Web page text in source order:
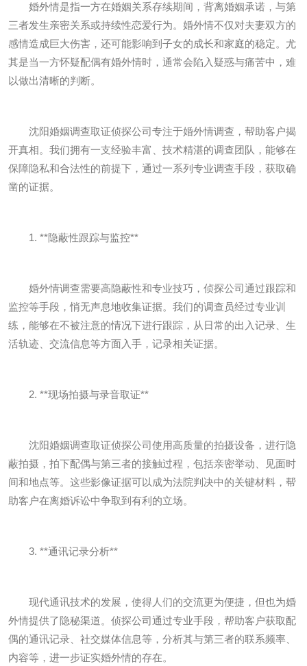
婚外情是指一方在婚姻关系存续期间，背离婚姻承诺，与第
三者发生亲密关系或持续性恋爱行为。婚外情不仅对夫妻双方的
感情造成巨大伤害，还可能影响到子女的成长和家庭的稳定。尤
其是当一方怀疑配偶有婚外情时，通常会陷入疑惑与痛苦中，难
以做出清晰的判断。
沈阳婚姻调查取证侦探公司专注于婚外情调查，帮助客户揭
开真相。我们拥有一支经验丰富、技术精湛的调查团队，能够在
保障隐私和合法性的前提下，通过一系列专业调查手段，获取确
凿的证据。
1. **隐蔽性跟踪与监控**
婚外情调查需要高隐蔽性和专业技巧，侦探公司通过跟踪和
监控等手段，悄无声息地收集证据。我们的调查员经过专业训
练，能够在不被注意的情况下进行跟踪，从日常的出入记录、生
活轨迹、交流信息等方面入手，记录相关证据。
2. **现场拍摄与录音取证**
沈阳婚姻调查取证侦探公司使用高质量的拍摄设备，进行隐
蔽拍摄，拍下配偶与第三者的接触过程，包括亲密举动、见面时
间和地点等。这些影像证据可以成为法院判决中的关键材料，帮
助客户在离婚诉讼中争取到有利的立场。
3. **通讯记录分析**
现代通讯技术的发展，使得人们的交流更为便捷，但也为婚
外情提供了隐秘渠道。侦探公司通过专业手段，帮助客户获取配
偶的通讯记录、社交媒体信息等，分析其与第三者的联系频率、
内容等，进一步证实婚外情的存在。